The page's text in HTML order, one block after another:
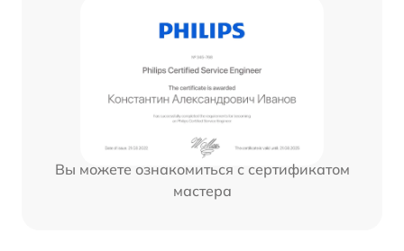
Вы можете ознакомиться с сертификатом
мастера